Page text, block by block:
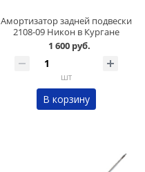
Амортизатор задней подвески
2108-09 Никон в Кургане
1 600 руб.
шт
В корзину